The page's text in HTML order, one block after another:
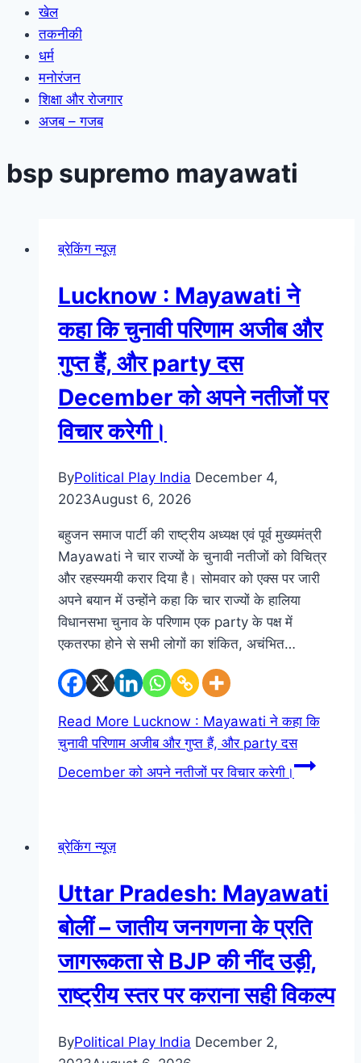
खेल
तकनीकी
धर्म
मनोरंजन
शिक्षा और रोजगार
अजब – गजब
bsp supremo mayawati
ब्रेकिंग न्यूज़
Lucknow : Mayawati ने
कहा कि चुनावी परिणाम अजीब और
गुप्त हैं, और party दस
December को अपने नतीजों पर
विचार करेगी।
ByPolitical Play India December 4,
2023August 6, 2026
बहुजन समाज पार्टी की राष्ट्रीय अध्यक्ष एवं पूर्व मुख्यमंत्री
Mayawati ने चार राज्यों के चुनावी नतीजों को विचित्र
और रहस्यमयी करार दिया है। सोमवार को एक्स पर जारी
अपने बयान में उन्होंने कहा कि चार राज्यों के हालिया
विधानसभा चुनाव के परिणाम एक party के पक्ष में
एकतरफा होने से सभी लोगों का शंकित, अचंभित…
Read More Lucknow : Mayawati ने कहा कि
चुनावी परिणाम अजीब और गुप्त हैं, और party दस
December को अपने नतीजों पर विचार करेगी।
ब्रेकिंग न्यूज़
Uttar Pradesh: Mayawati
बोलीं – जातीय जनगणना के प्रति
जागरूकता से BJP की नींद उड़ी,
राष्ट्रीय स्तर पर कराना सही विकल्प
ByPolitical Play India December 2,